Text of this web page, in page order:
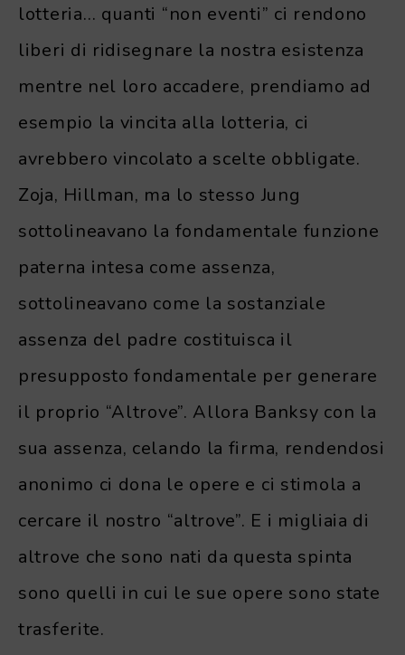
lotteria… quanti “non eventi” ci rendono
liberi di ridisegnare la nostra esistenza
mentre nel loro accadere, prendiamo ad
esempio la vincita alla lotteria, ci
avrebbero vincolato a scelte obbligate.
Zoja, Hillman, ma lo stesso Jung
sottolineavano la fondamentale funzione
paterna intesa come assenza,
sottolineavano come la sostanziale
assenza del padre costituisca il
presupposto fondamentale per generare
il proprio “Altrove”. Allora Banksy con la
sua assenza, celando la firma, rendendosi
anonimo ci dona le opere e ci stimola a
cercare il nostro “altrove”. E i migliaia di
altrove che sono nati da questa spinta
sono quelli in cui le sue opere sono state
trasferite.